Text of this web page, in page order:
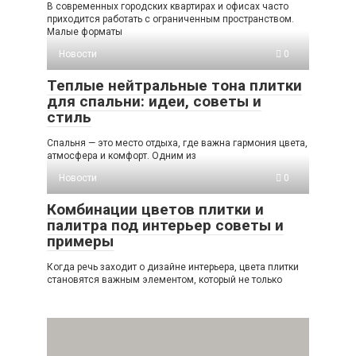
В современных городских квартирах и офисах часто
приходится работать с ограниченным пространством.
Малые форматы
Новости
0
Теплые нейтральные тона плитки
для спальни: идеи, советы и
стиль
Спальня — это место отдыха, где важна гармония цвета,
атмосфера и комфорт. Одним из
Новости
0
Комбинации цветов плитки и
палитра под интерьер советы и
примеры
Когда речь заходит о дизайне интерьера, цвета плитки
становятся важным элементом, который не только